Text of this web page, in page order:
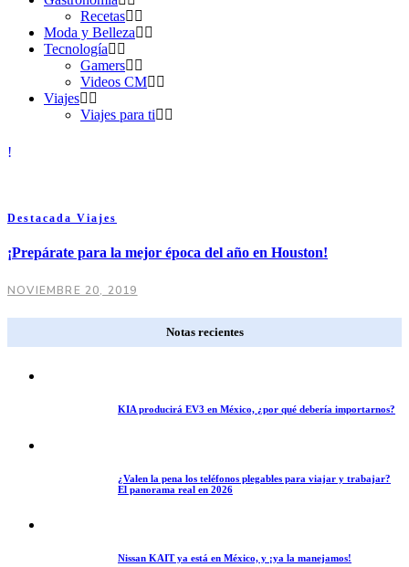
Recetas
Moda y Belleza
Tecnología
Gamers
Videos CM
Viajes
Viajes para ti
Destacada Viajes
¡Prepárate para la mejor época del año en Houston!
NOVIEMBRE 20, 2019
Notas recientes
KIA producirá EV3 en México, ¿por qué debería importarnos?
¿Valen la pena los teléfonos plegables para viajar y trabajar?
El panorama real en 2026
Nissan KAIT ya está en México, y ¡ya la manejamos!